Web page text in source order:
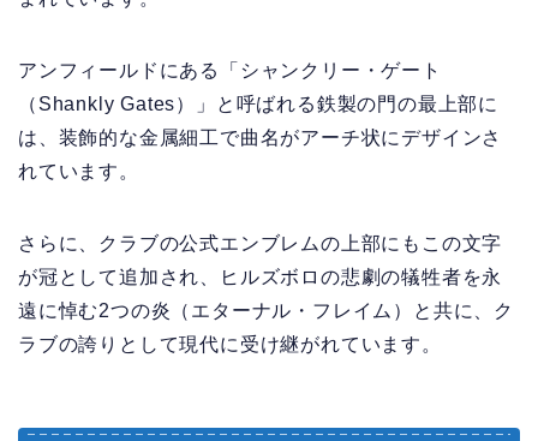
アンフィールドにある「シャンクリー・ゲート
（Shankly Gates）」と呼ばれる鉄製の門の最上部に
は、装飾的な金属細工で曲名がアーチ状にデザインさ
れています。
さらに、クラブの公式エンブレムの上部にもこの文字
が冠として追加され、ヒルズボロの悲劇の犠牲者を永
遠に悼む2つの炎（エターナル・フレイム）と共に、ク
ラブの誇りとして現代に受け継がれています。